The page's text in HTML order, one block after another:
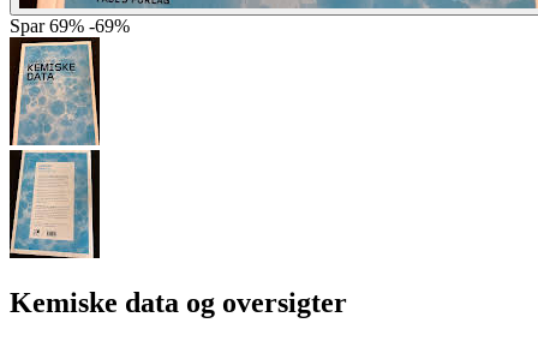
Spar 69% -69%
Kemiske data og oversigter